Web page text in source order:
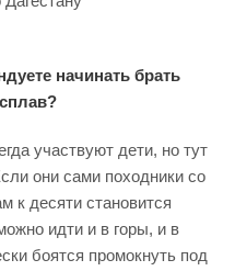
начинать брать
участвуют дети, но тут
они сами походники со
к десяти становится
идти и в горы, и в
боятся промокнуть под